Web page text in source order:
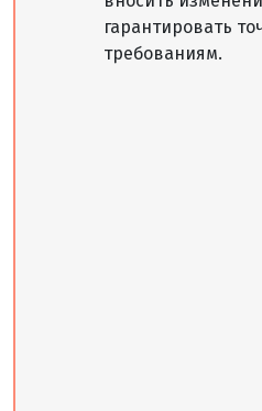
гарантировать
требованиям.